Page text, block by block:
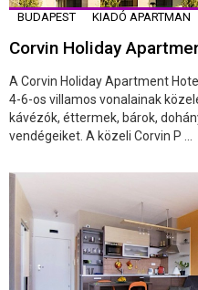
BUDAPEST KIADÓ APARTMAN
Corvin Holiday
A Corvin Holiday Apartment
4-6-os villamos vonalainak
kávézók, éttermek, bárok,
vendégeiket. A közeli Corvin P ...